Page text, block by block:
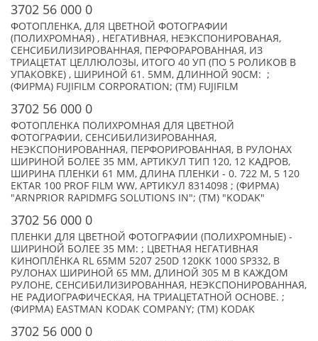
3702 56 000 0
ФОТОПЛЕНКА, ДЛЯ ЦВЕТНОЙ ФОТОГРАФИИ
(ПОЛИХРОМНАЯ) , НЕГАТИВНАЯ, НЕЭКСПОНИРОВАНАЯ,
СЕНСИБИЛИЗИРОВАННАЯ, ПЕРФОРАРОВАННАЯ, ИЗ
ТРИАЦЕТАТ ЦЕЛЛЮЛОЗЫ, ИТОГО 40 УП (ПО 5 РОЛИКОВ В
УПАКОВКЕ) , ШИРИНОЙ 61. 5ММ, ДЛИННОЙ 90CМ: ;
(ФИРМА) FUJIFILM CORPORATION; (TM) FUJIFILM
3702 56 000 0
ФОТОПЛЕНКА ПОЛИХРОМНАЯ ДЛЯ ЦВЕТНОЙ
ФОТОГРАФИИ, СЕНСИБИЛИЗИРОВАННАЯ,
НЕЭКСПОНИРОВАННАЯ, ПЕРФОРИРОВАННАЯ, В РУЛОНАХ
ШИРИНОЙ БОЛЕЕ 35 ММ, АРТИКУЛ ТИП 120, 12 КАДРОВ,
ШИРИНА ПЛЕНКИ 61 ММ, ДЛИНА ПЛЕНКИ - 0. 722 М, 5 120
EKTAR 100 PROF FILM WW, АРТИКУЛ 8314098 ; (ФИРМА)
"ARNPRIOR RAPIDMFG SOLUTIONS IN"; (TM) "KODAK"
3702 56 000 0
ПЛЕНКИ ДЛЯ ЦВЕТНОЙ ФОТОГРАФИИ (ПОЛИХРОМНЫЕ) -
ШИРИНОЙ БОЛЕЕ 35 ММ: ; ЦВЕТНАЯ НЕГАТИВНАЯ
КИНОПЛЁНКА RL 65MM 5207 250D 120KK 1000 SP332, В
РУЛОНАХ ШИРИНОЙ 65 ММ, ДЛИНОЙ 305 М В КАЖДОМ
РУЛОНЕ, СЕНСИБИЛИЗИРОВАННАЯ, НЕЭКСПОНИРОВАННАЯ,
НЕ РАДИОГРАФИЧЕСКАЯ, НА ТРИАЦЕТАТНОЙ ОСНОВЕ. ;
(ФИРМА) EASTMAN KODAK COMPANY; (TM) KODAK
3702 56 000 0